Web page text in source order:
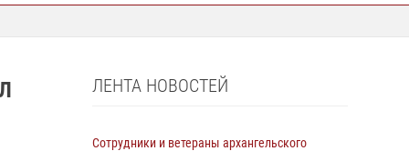
ЛЕНТА НОВОСТЕЙ
Сотрудники и ветераны архангельского